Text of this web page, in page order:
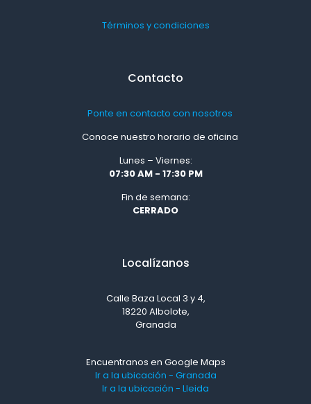
Términos y condiciones
Contacto
Ponte en contacto con nosotros
Conoce nuestro horario de oficina
Lunes – Viernes:
07:30 AM - 17:30 PM
Fin de semana:
CERRADO
Localízanos
Calle Baza Local 3 y 4,
18220 Albolote,
Granada
Encuentranos en Google Maps
Ir a la ubicación - Granada
Ir a la ubicación - Lleida